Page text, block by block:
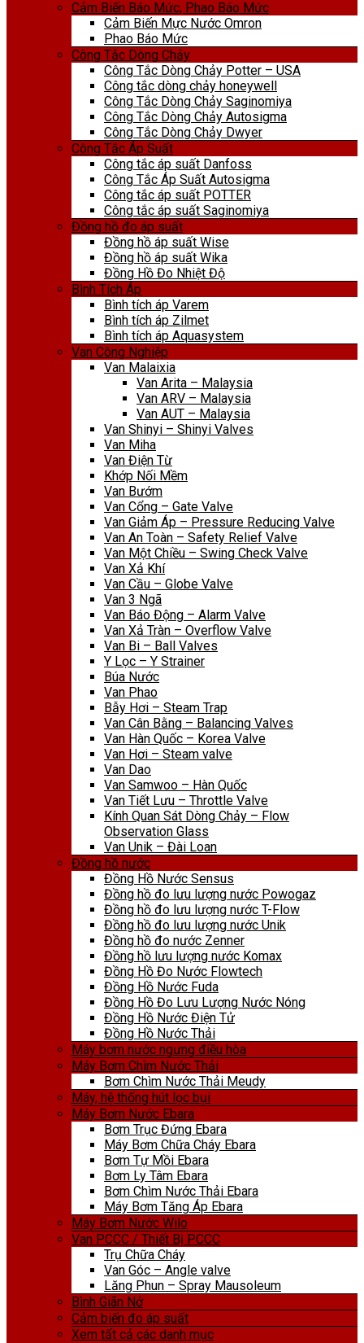
Cảm Biến Báo Mức, Phao Báo Mức
Cảm Biến Mực Nước Omron
Phao Báo Mức
Công Tắc Dòng Chảy
Công Tắc Dòng Chảy Potter – USA
Công tắc dòng chảy honeywell
Công Tắc Dòng Chảy Saginomiya
Công Tắc Dòng Chảy Autosigma
Công Tắc Dòng Chảy Dwyer
Công Tắc Áp Suất
Công tắc áp suất Danfoss
Công Tắc Áp Suất Autosigma
Công tắc áp suất POTTER
Công tắc áp suất Saginomiya
Đồng hồ đo áp suất
Đồng hồ áp suất Wise
Đồng hồ áp suất Wika
Đồng Hồ Đo Nhiệt Độ
Bình Tích Áp
Bình tích áp Varem
Bình tích áp Zilmet
Bình tích áp Aquasystem
Van Công Nghiệp
Van Malaixia
Van Arita – Malaysia
Van ARV – Malaysia
Van AUT – Malaysia
Van Shinyi – Shinyi Valves
Van Miha
Van Điện Từ
Khớp Nối Mềm
Van Bướm
Van Cổng – Gate Valve
Van Giảm Áp – Pressure Reducing Valve
Van An Toàn – Safety Relief Valve
Van Một Chiều – Swing Check Valve
Van Xả Khí
Van Cầu – Globe Valve
Van 3 Ngã
Van Báo Động – Alarm Valve
Van Xả Tràn – Overflow Valve
Van Bi – Ball Valves
Y Lọc – Y Strainer
Búa Nước
Van Phao
Bẫy Hơi – Steam Trap
Van Cân Bằng – Balancing Valves
Van Hàn Quốc – Korea Valve
Van Hơi – Steam valve
Van Dao
Van Samwoo – Hàn Quốc
Van Tiết Lưu – Throttle Valve
Kính Quan Sát Dòng Chảy – Flow
Observation Glass
Van Unik – Đài Loan
Đồng hồ nước
Đồng Hồ Nước Sensus
Đồng hồ đo lưu lượng nước Powogaz
Đồng hồ đo lưu lượng nước T-Flow
Đồng hồ đo lưu lượng nước Unik
Đồng hồ đo nước Zenner
Đồng hồ lưu lượng nước Komax
Đồng Hồ Đo Nước Flowtech
Đồng Hồ Nước Fuda
Đồng Hồ Đo Lưu Lượng Nước Nóng
Đồng Hồ Nước Điện Tử
Đồng Hồ Nước Thải
Máy bơm nước ngưng điều hòa
Máy Bơm Chìm Nước Thải
Bơm Chìm Nước Thải Meudy
Máy, hệ thống hút lọc bụi
Máy Bơm Nước Ebara
Bơm Trục Đứng Ebara
Máy Bơm Chữa Cháy Ebara
Bơm Tự Mồi Ebara
Bơm Ly Tâm Ebara
Bơm Chìm Nước Thải Ebara
Máy Bơm Tăng Áp Ebara
Máy Bơm Nước Wilo
Van PCCC / Thiết Bị PCCC
Trụ Chữa Cháy
Van Góc – Angle valve
Lăng Phun – Spray Mausoleum
Bình Giãn Nở
Cảm biến đo áp suất
Xem tất cả các danh mục